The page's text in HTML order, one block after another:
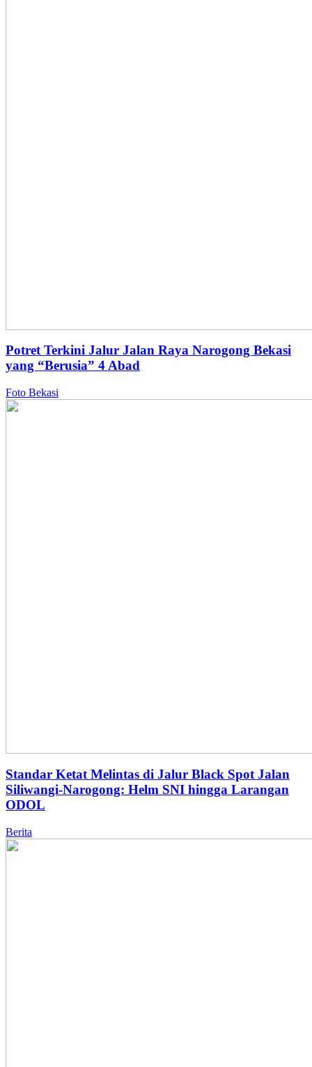
Potret Terkini Jalur Jalan Raya Narogong Bekasi
yang “Berusia” 4 Abad
Foto Bekasi
Standar Ketat Melintas di Jalur Black Spot Jalan
Siliwangi-Narogong: Helm SNI hingga Larangan
ODOL
Berita